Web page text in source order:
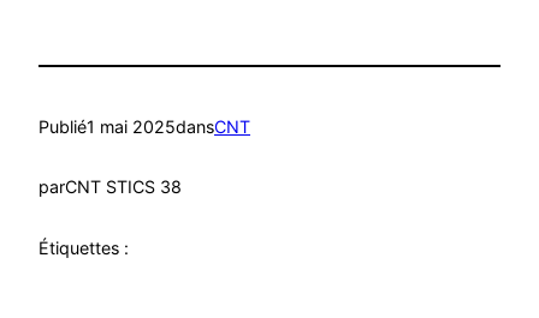
Publié1 mai 2025dansCNT
parCNT STICS 38
Étiquettes :